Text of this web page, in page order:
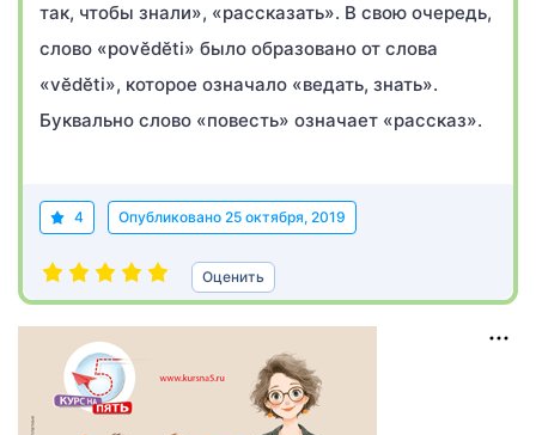
так, чтобы знали», «рассказать». В свою очередь,
слово «povĕdĕti» было образовано от слова
«vĕdĕti», которое означало «ведать, знать».
Буквально слово «повесть» означает «рассказ».
4 Опубликовано 25 октября, 2019
Оценить